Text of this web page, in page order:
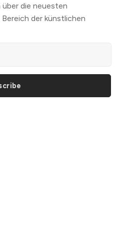
die neuesten
der künstlichen